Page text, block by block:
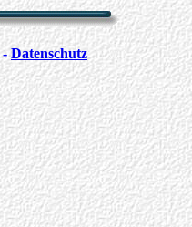
-Datenschutz